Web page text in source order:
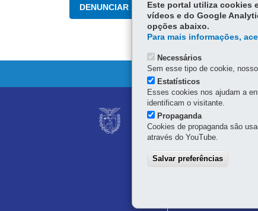
DENUNCIAR
Navegação
principal
AMIGO DA
Secretaria da Mulher,
Palácio das Araucárias
Rua Jacy Loureiro de
80530-915-Curitiba
Este portal utiliza cookies
vídeos e do Google
opções abaixo.
Para mais informações,
Necessários
Sem esse tipo de cookie,
Estatísticos
Esses cookies nos ajudam a
identificam o visitante.
Propaganda
Cookies de propaganda são
através do YouTube.
Salvar preferências